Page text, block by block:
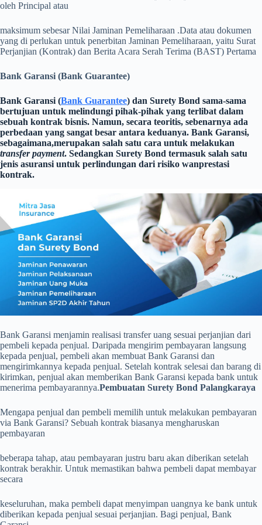
oleh Principal atau
maksimum sebesar Nilai Jaminan Pemeliharaan .Data atau dokumen
yang di perlukan untuk penerbitan Jaminan Pemeliharaan, yaitu Surat
Perjanjian (Kontrak) dan Berita Acara Serah Terima (BAST) Pertama
Bank Garansi (Bank Guarantee)
Bank Garansi (Bank Guarantee) dan Surety Bond sama-sama
bertujuan untuk melindungi pihak-pihak yang terlibat dalam
sebuah kontrak bisnis. Namun, secara teoritis, sebenarnya ada
perbedaan yang sangat besar antara keduanya. Bank Garansi,
sebagaimana,merupakan salah satu cara untuk melakukan
transfer payment. Sedangkan Surety Bond termasuk salah satu
jenis asuransi untuk perlindungan dari risiko wanprestasi
kontrak.
Bank Garansi menjamin realisasi transfer uang sesuai perjanjian dari
pembeli kepada penjual. Daripada mengirim pembayaran langsung
kepada penjual, pembeli akan membuat Bank Garansi dan
mengirimkannya kepada penjual. Setelah kontrak selesai dan barang di
kirimkan, penjual akan memberikan Bank Garansi kepada bank untuk
menerima pembayarannya.Pembuatan Surety Bond Palangkaraya
Mengapa penjual dan pembeli memilih untuk melakukan pembayaran
via Bank Garansi? Sebuah kontrak biasanya mengharuskan
pembayaran
beberapa tahap, atau pembayaran justru baru akan diberikan setelah
kontrak berakhir. Untuk memastikan bahwa pembeli dapat membayar
secara
keseluruhan, maka pembeli dapat menyimpan uangnya ke bank untuk
diberikan kepada penjual sesuai perjanjian. Bagi penjual, Bank